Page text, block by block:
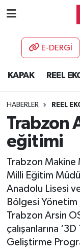
E-DERGİ
KAPAK REEL
HABERLER REEL
Trabzon
eğitimi
Trabzon Makine
Milli Eğitim
Anadolu Lisesi
Bölgesi Yönetim
Trabzon Arsin
çalışanlarına ‘3D
Geliştirme
AKADEMİ
DESTEK-
ETKİNLİK
GÜNCEL
HABERLER
KAPAK